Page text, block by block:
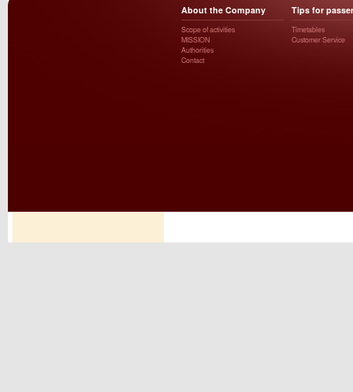
About the Company
Scope of activities
MISSION
Authorities
Contact
Tips for
Timetables
Customer Service